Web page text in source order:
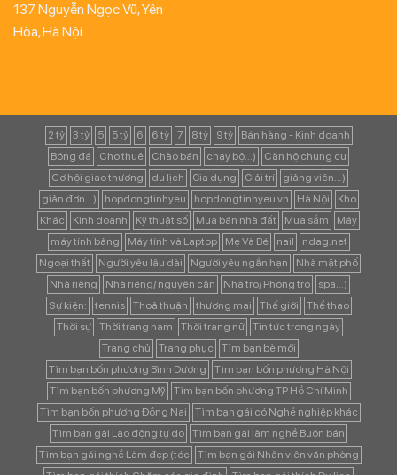
137 Nguyễn Ngọc Vũ, Yên
Hòa, Hà Nội
2 tỷ 3 tỷ 5 5 tỷ 6 6 tỷ 7 8 tỷ 9 tỷ
Bán hàng - Kinh doanh
Bóng đá
Cho thuê Chào bán chạy bộ...)
Căn hộ chung cư
Cơ hội giao thương
du lịch Gia dụng Giải trí
giảng viên...)
giản đơn...)
hopdongtinhyeu hopdongtinhyeu.vn Hà Nội
Kho
Khác
Kinh doanh Kỹ thuật số Mua bán nhà đất Mua sắm
Máy
máy tính bảng
Máy tính và Laptop Mẹ Và Bé nail
ndag.net
Ngoại thất
Người yêu lâu dài Người yêu ngắn hạn
Nhà mặt phố
Nhà riêng
Nhà riêng/ nguyên căn Nhà trọ/ Phòng trọ
spa...)
Sự kiện:
tennis Thoả thuận thương mại Thế giới
Thể thao
Thời sự
Thời trang nam Thời trang nữ
Tin tức trong ngày
Trang chủ
Trang phục
Tìm bạn bè mới
Tìm bạn bốn phương Bình Dương
Tìm bạn bốn phương Hà Nội
Tìm bạn bốn phương Mỹ
Tìm bạn bốn phương TP Hồ Chí Minh
Tìm bạn bốn phương Đồng Nai
Tìm bạn gái có Nghề nghiệp khác
Tìm bạn gái Lao động tự do
Tìm bạn gái làm nghề Buôn bán
Tìm bạn gái nghề Làm đẹp (tóc
Tìm bạn gái Nhân viên văn phòng